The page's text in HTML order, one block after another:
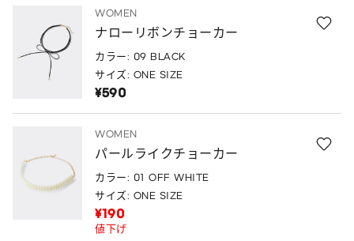
WOMEN
ナローリボンチョーカー
カラー: 09 BLACK
サイズ: ONE SIZE
¥590
WOMEN
パールライクチョーカー
カラー: 01 OFF WHITE
サイズ: ONE SIZE
¥190
値下げ